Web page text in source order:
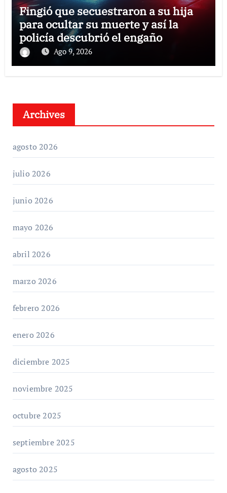
Fingió que secuestraron a su hija
para ocultar su muerte y así la
policía descubrió el engaño
Ago 9, 2026
Archives
agosto 2026
julio 2026
junio 2026
mayo 2026
abril 2026
marzo 2026
febrero 2026
enero 2026
diciembre 2025
noviembre 2025
octubre 2025
septiembre 2025
agosto 2025